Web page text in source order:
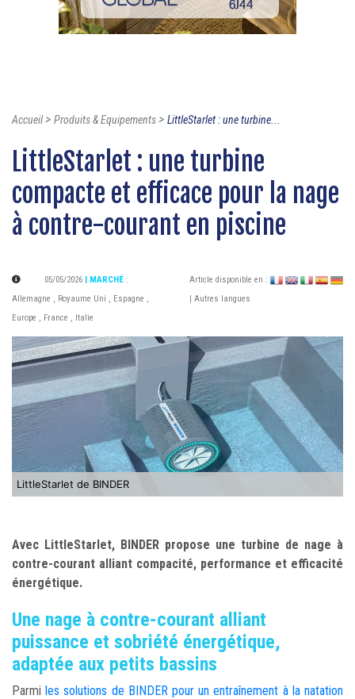
Accueil> Produits & Equipements> LittleStarlet : une turbine...
LittleStarlet : une turbine
compacte et efficace pour la nage
à contre-courant en piscine
05/05/2026 | MARCHÉ :
Allemagne , Royaume Uni , Espagne ,
Europe , France , Italie
Article disponible en :
| Autres langues
LittleStarlet de BINDER
Avec LittleStarlet, BINDER propose une turbine de nage à
contre-courant alliant compacité, performance et efficacité
énergétique.
Une nage à contre-courant alliant
puissance et sobriété énergétique,
adaptée aux petits bassins
Parmiles solutions de BINDER pour un entraînement à la natation